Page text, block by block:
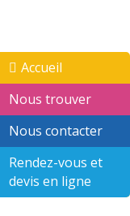
Accueil
Nous trouver
Nous contacter
Rendez-vous et
devis en ligne